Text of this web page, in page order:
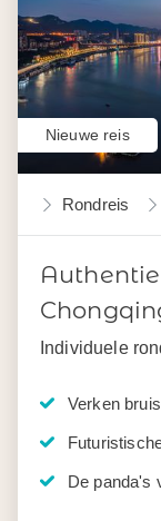
Rondreis
Individuele
Verken
De panda's
Nieuwe reis